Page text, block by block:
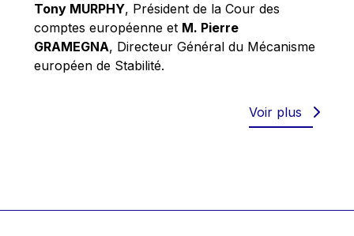
Richard Pelly
Robert Goebbels
Robert REYNDERS
Timothy Radcliffe
Tony MURPHY, Président de la Cour des
comptes européenne et M. Pierre
GRAMEGNA, Directeur Général du Mécanisme
européen de Stabilité.
Voir plus